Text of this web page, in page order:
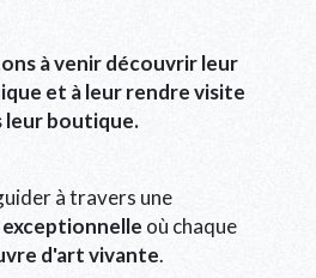
à venir découvrir leur
et à leur rendre visite
leur boutique.
à travers une
où chaque
d'art vivante.